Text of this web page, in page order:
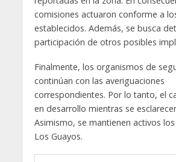
comisiones actuaron conforme a
establecidos. Además, se busca
participación de otros posibles
Finalmente, los organismos de
continúan con las averiguaciones
correspondientes. Por lo tanto, el
en desarrollo mientras se
Asimismo, se mantienen activos
Los Guayos.